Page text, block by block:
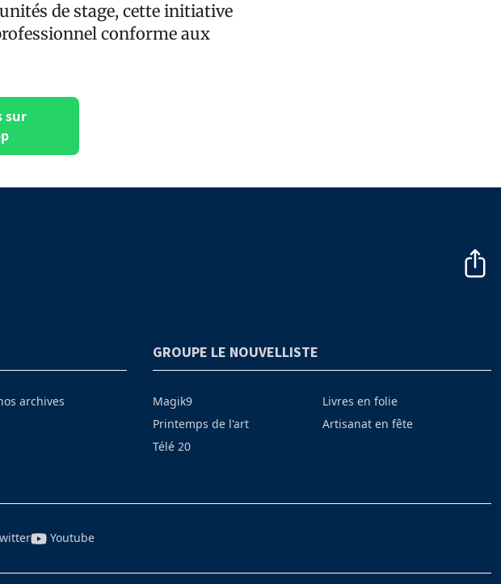
de stage, cette initiative
conforme aux
sur
archives
GROUPE LE NOUVELLISTE
Magik9
Printemps de l'art
Télé 20
Livres en folie
Artisanat en fête
Youtube